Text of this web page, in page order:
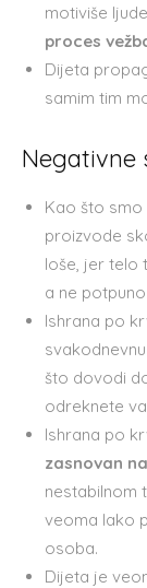
motiviše
proces
Dijeta
samim tim
Negativne
Kao što smo
proizvode
loše, jer telo
a ne
Ishrana po
što dovodi
odreknete
Ishrana po
zasnovan
nestabilnom
veoma lako
osoba.
Dijeta je